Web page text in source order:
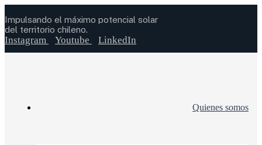
Impulsando el máximo potencial solar
del territorio chileno.
Instagram Youtube LinkedIn
Quienes somos